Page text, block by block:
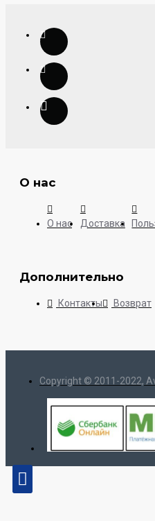
О нас
О нас Доставка
Дополнительно
Контакты Возврат
Copyright © 2011-2022,